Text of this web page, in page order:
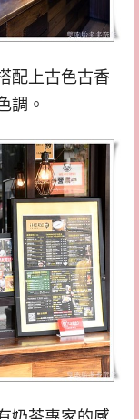
配上古色古香
調。